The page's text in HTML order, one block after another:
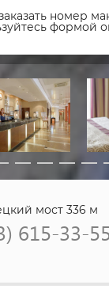
номер
мост 336 м
615-33-